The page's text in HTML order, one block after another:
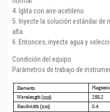
4. Iglita con aire-acetileno.
5. Inyecte la solución estándar de
alta.
6. Entonces, inyecte agua y
Condición del equipo
Parámetros de trabajo de